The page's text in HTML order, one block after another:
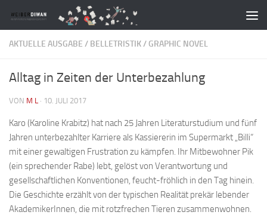
Zum Inhalt springen
AKTUELLE AUSGABE / BELLETRISTIK/ GRAPHIC NOVEL
Alltag in Zeiten der Unterbezahlung
VON M L · 10. JULI 2017
Karo (Karoline Krabitz) hat nach 25 Jahren Literaturstudium und fünf
Jahren unterbezahlter Karriere als Kassiererin im Supermarkt „Billi“
mit einer gewaltigen Frustration zu kämpfen. Ihr Mitbewohner Pik
(ein sprechender Rabe) lebt, gelöst von Verantwortung und
gesellschaftlichen Konventionen, feucht-fröhlich in den Tag hinein.
Die Geschichte erzählt von der typischen Realität prekär lebender
AkademikerInnen, die mit rotzfrechen Tieren zusammenwohnen.